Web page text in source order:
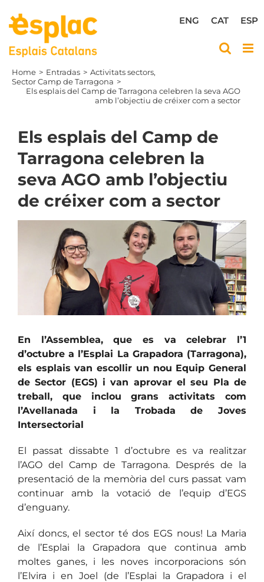
content
ESP
CAT
ENG
Home Entradas
Activitats sectors
Sector Camp de Tarragona
Els esplais del Camp de Tarragona celebren la seva AGO
amb l’objectiu de créixer com a sector
Els esplais del Camp de
Tarragona celebren la
seva AGO amb l’objectiu
de créixer com a sector
En l’Assemblea, que es va celebrar l’1
d’octubre a l’Esplai La Grapadora (Tarragona),
els esplais van escollir un nou Equip General
de Sector (EGS) i van aprovar el seu Pla de
treball, que inclou grans activitats com
l’Avellanada i la Trobada de Joves
Intersectorial
El passat dissabte 1 d’octubre es va realitzar
l’AGO del Camp de Tarragona. Després de la
presentació de la memòria del curs passat vam
continuar amb la votació de l’equip d’EGS
d’enguany.
Així doncs, el sector té dos EGS nous! La Maria
de l’Esplai la Grapadora que continua amb
moltes ganes, i les noves incorporacions són
l’Elvira i en Joel (de l’Esplai la Grapadora i el